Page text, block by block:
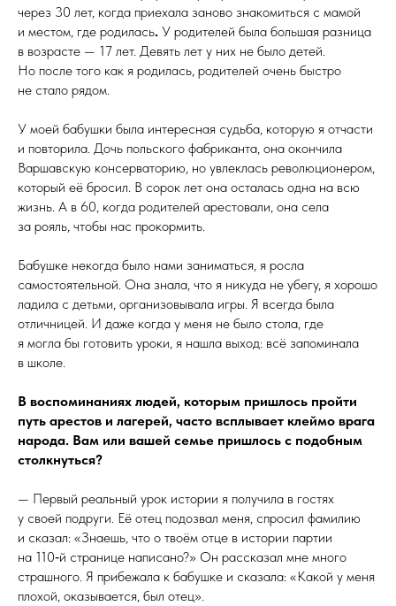
через 30 лет, когда приехала заново знакомиться с мамой
и местом, где родилась. У родителей была большая разница
в возрасте — 17 лет. Девять лет у них не было детей.
Но после того как я родилась, родителей очень быстро
не стало рядом.
У моей бабушки была интересная судьба, которую я отчасти
и повторила. Дочь польского фабриканта, она окончила
Варшавскую консерваторию, но увлеклась революционером,
который её бросил. В сорок лет она осталась одна на всю
жизнь. А в 60, когда родителей арестовали, она села
за рояль, чтобы нас прокормить.
Бабушке некогда было нами заниматься, я росла
самостоятельной. Она знала, что я никуда не убегу, я хорошо
ладила с детьми, организовывала игры. Я всегда была
отличницей. И даже когда у меня не было стола, где
я могла бы готовить уроки, я нашла выход: всё запоминала
в школе.
В воспоминаниях людей, которым пришлось пройти
путь арестов и лагерей, часто всплывает клеймо врага
народа. Вам или вашей семье пришлось с подобным
столкнуться?
— Первый реальный урок истории я получила в гостях
у своей подруги. Её отец подозвал меня, спросил фамилию
и сказал: «Знаешь, что о твоём отце в истории партии
на 110‑й странице написано?» Он рассказал мне много
страшного. Я прибежала к бабушке и сказала: «Какой у меня
плохой, оказывается, был отец».